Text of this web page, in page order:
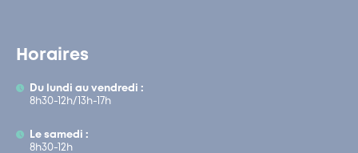
Horaires
Du lundi au vendredi :
8h30-12h/13h-17h
Le samedi :
8h30-12h